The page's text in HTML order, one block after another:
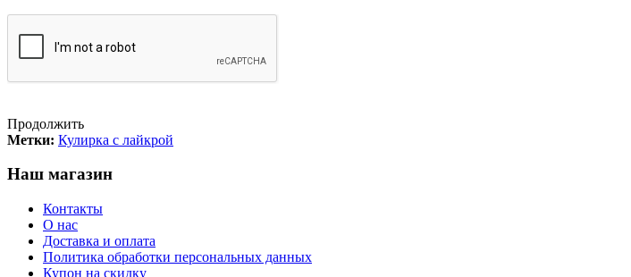
Продолжить
Метки: Кулирка с лайкрой
Наш магазин
Контакты
О нас
Доставка и оплата
Политика обработки персональных данных
Купон на скидку